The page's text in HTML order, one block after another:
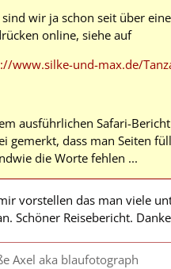
wir ja schon seit über
online, siehe auf
www.silke-und-max.de/
ausführlichen Safari-
gemerkt, dass man Seiten
die Worte fehlen ...
vorstellen das man viele
Schöner Reisebericht.
Axel aka blaufotograph